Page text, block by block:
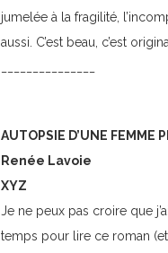
jumelée à la fragilité,
aussi. C’est beau, c’est original.
AUTOPSIE D’UNE FEMME
Renée Lavoie
XYZ
Je ne peux pas croire que
temps pour lire ce roman